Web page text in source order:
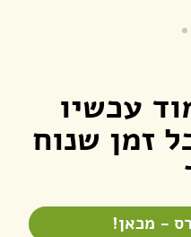
עכשיו
זמן שנוח
- מכאן!